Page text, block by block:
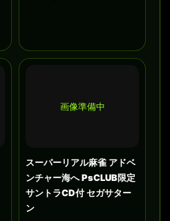
画像準備中
スーパーリアル麻雀 アドベ
ンチャー海へ PsCLUB限定
サントラCD付 セガサター
ン